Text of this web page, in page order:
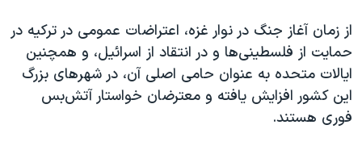
از زمان آغاز جنگ در نوار غزه، اعتراضات عمومی در ترکیه در
حمایت از فلسطینی‌ها و در انتقاد از اسرائیل، و همچنین
ایالات متحده به عنوان حامی اصلی آن، در شهرهای بزرگ
این کشور افزایش یافته و معترضان خواستار آتش‌بس
فوری هستند.